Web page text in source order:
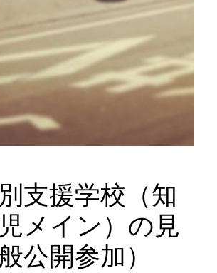
支援学校（知
メイン）の見
公開参加）